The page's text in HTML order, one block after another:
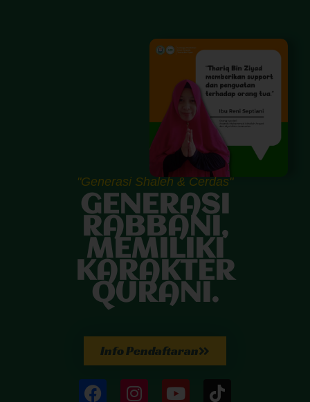
"Generasi Shaleh & Cerdas"
GENERASI
RABBANI,
MEMILIKI
KARAKTER
QURANI.
Info Pendaftaran